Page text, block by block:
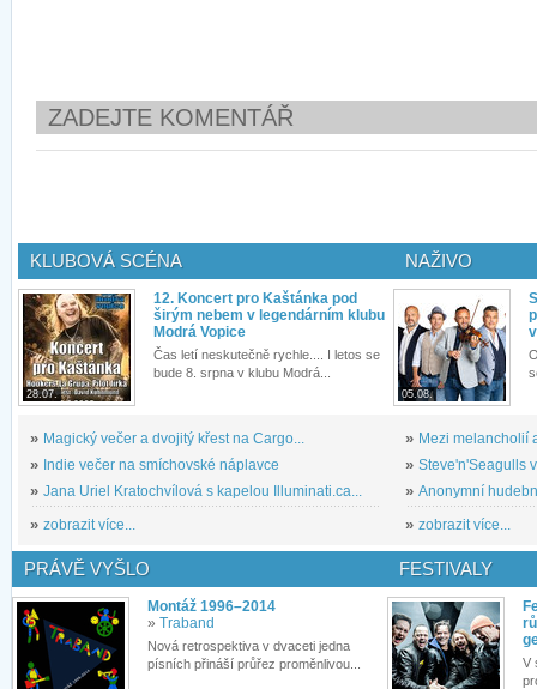
ZADEJTE KOMENTÁŘ
KLUBOVÁ SCÉNA
28.07.
12. Koncert pro Kaštánka pod
širým nebem v legendárním klubu
Modrá Vopice
Čas letí neskutečně rychle.... I letos se
bude 8. srpna v klubu Modrá...
» Magický večer a dvojitý křest na Cargo...
» Indie večer na smíchovské náplavce
» Jana Uriel Kratochvílová s kapelou Illuminati.ca...
» zobrazit více...
NAŽIVO
05.08.
» Mezi melancholií
» Steve'n'Seagulls
» Anonymní
» zobrazit více...
PRÁVĚ VYŠLO
Montáž 1996–2014
» Traband
Nová retrospektiva v dvaceti jedna
písních přináší průřez proměnlivou...
FESTIVALY
V